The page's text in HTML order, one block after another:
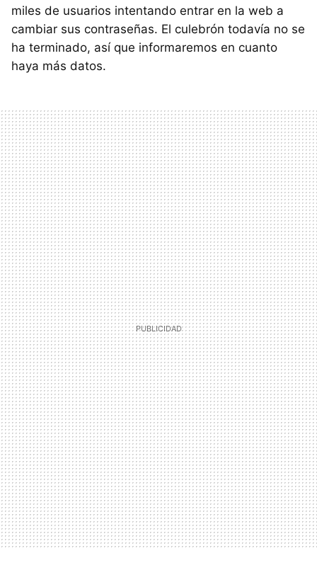
miles de usuarios intentando entrar en la web a
cambiar sus contraseñas. El culebrón todavía no se
ha terminado, así que informaremos en cuanto
haya más datos.